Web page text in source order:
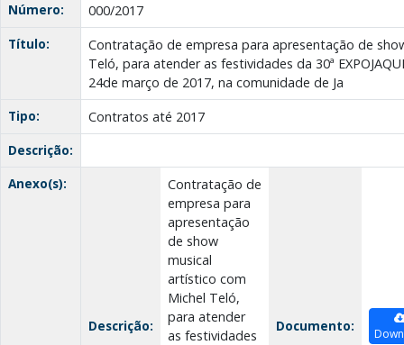
Número:
000/2017
Título:
Contratação de empresa para apresentação de
Teló, para atender as festividades da 30ª
24de março de 2017, na comunidade de Ja
Tipo:
Contratos até 2017
Descrição:
Anexo(s):
Descrição:
Contratação de
empresa para
apresentação
de show
musical
artístico com
Michel Teló,
para atender
as festividades
Documento: